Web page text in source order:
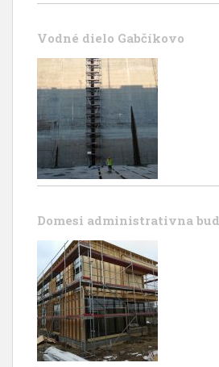
Vodné dielo Gabčíkovo
Domesi administrativna